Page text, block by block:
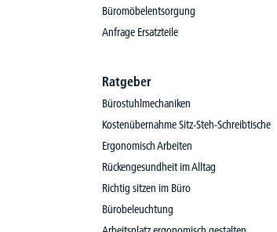
Büromöbelentsorgung
Anfrage Ersatzteile
Ratgeber
Bürostuhlmechaniken
Kostenübernahme Sitz-Steh-Schreibtische
Ergonomisch Arbeiten
Rückengesundheit im Alltag
Richtig sitzen im Büro
Bürobeleuchtung